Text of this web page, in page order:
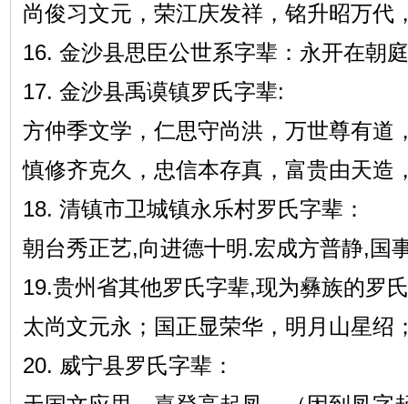
尚俊习文元，荣江庆发祥，铭升昭万代
16. 金沙县思臣公世系字辈：永开在
17. 金沙县禹谟镇罗氏字辈:
方仲季文学，仁思守尚洪，万世尊有道
慎修齐克久，忠信本存真，富贵由天造
18. 清镇市卫城镇永乐村罗氏字辈：
朝台秀正艺,向进德十明.宏成方普静,国
19.贵州省其他罗氏字辈,现为彝族的罗
太尚文元永；国正显荣华，明月山星绍
20. 威宁县罗氏字辈：